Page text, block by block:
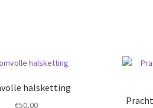
halsketting
€50,00